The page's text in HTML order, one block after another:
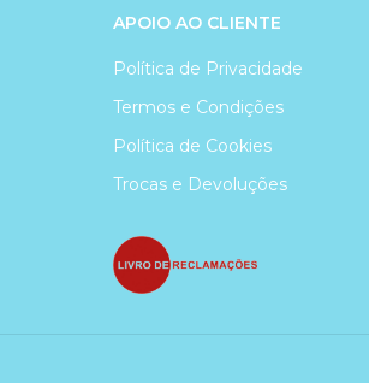
APOIO AO CLIENTE
Política de Privacidade
Termos e Condições
Política de Cookies
Trocas e Devoluções